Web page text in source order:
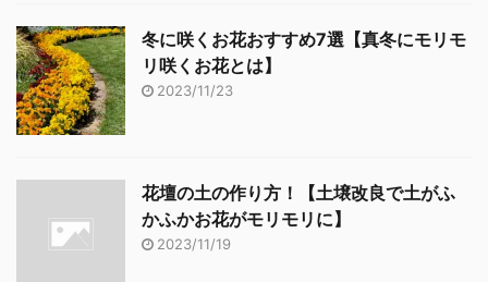
冬に咲くお花おすすめ7選【真冬にモリモ
リ咲くお花とは】
2023/11/23
花壇の土の作り方！【土壌改良で土がふ
かふかお花がモリモリに】
2023/11/19